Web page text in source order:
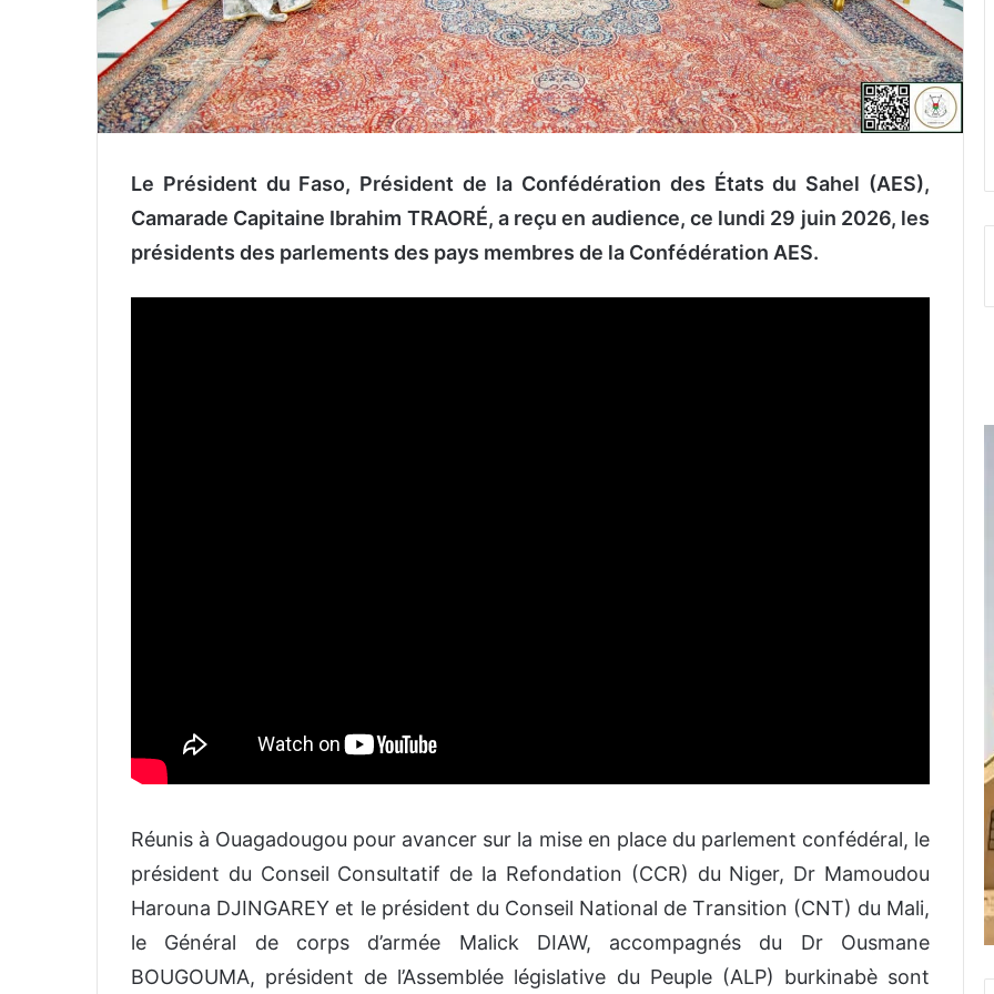
Le Président du Faso, Président de la Confédération des États du Sahel (AES),
Camarade Capitaine Ibrahim TRAORÉ, a reçu en audience, ce lundi 29 juin 2026, les
présidents des parlements des pays membres de la Confédération AES.
Réunis à Ouagadougou pour avancer sur la mise en place du parlement confédéral, le
président du Conseil Consultatif de la Refondation (CCR) du Niger, Dr Mamoudou
Harouna DJINGAREY et le président du Conseil National de Transition (CNT) du Mali,
le Général de corps d’armée Malick DIAW, accompagnés du Dr Ousmane
BOUGOUMA, président de l’Assemblée législative du Peuple (ALP) burkinabè sont